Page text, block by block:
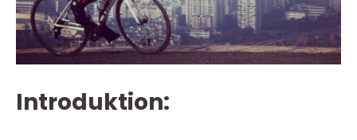
Introduktion: